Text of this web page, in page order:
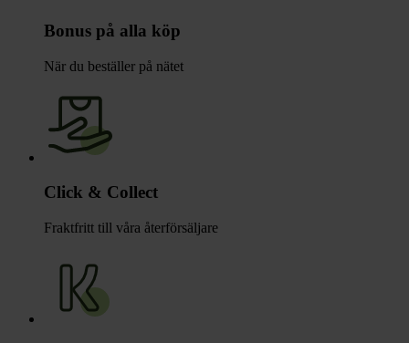
Bonus på alla köp
När du beställer på nätet
Click & Collect
Fraktfritt till våra återförsäljare